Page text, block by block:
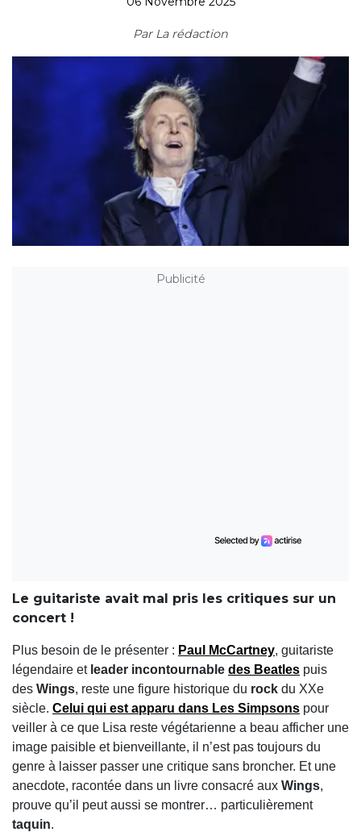
Par La rédaction
Publicité
Le guitariste avait mal pris les critiques sur un
concert !
Plus besoin de le présenter : Paul McCartney, guitariste
légendaire et leader incontournable des Beatles puis
des Wings, reste une figure historique du rock du XXe
siècle. Celui qui est apparu dans Les Simpsons pour
veiller à ce que Lisa reste végétarienne a beau afficher une
image paisible et bienveillante, il n’est pas toujours du
genre à laisser passer une critique sans broncher. Et une
anecdote, racontée dans un livre consacré aux Wings,
prouve qu’il peut aussi se montrer… particulièrement
taquin.